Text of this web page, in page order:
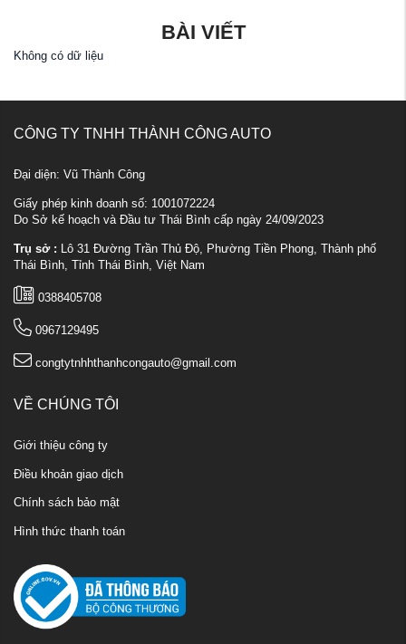
BÀI VIẾT
Không có dữ liệu
CÔNG TY TNHH THÀNH CÔNG AUTO
Đại diện: Vũ Thành Công
Giấy phép kinh doanh số: 1001072224
Do Sở kế hoạch và Đầu tư Thái Bình cấp ngày 24/09/2023
Trụ sở : Lô 31 Đường Trần Thủ Độ, Phường Tiền Phong, Thành phố
Thái Bình, Tỉnh Thái Bình, Việt Nam
0388405708
0967129495
congtytnhhthanhcongauto@gmail.com
VỀ CHÚNG TÔI
Giới thiệu công ty
Điều khoản giao dịch
Chính sách bảo mật
Hình thức thanh toán